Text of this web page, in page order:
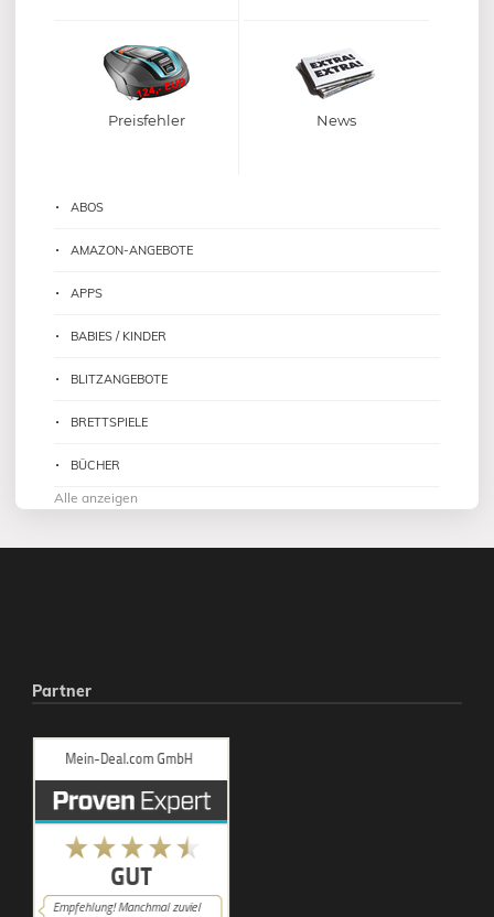
Preisfehler News
ABOS
AMAZON-ANGEBOTE
APPS
BABIES / KINDER
BLITZANGEBOTE
BRETTSPIELE
BÜCHER
Alle anzeigen
Partner